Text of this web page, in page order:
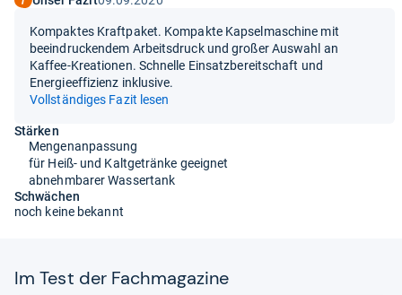
Kompaktes Kraftpaket. Kompakte Kapselmaschine mit
beeindruckendem Arbeitsdruck und großer Auswahl an
Kaffee-Kreationen. Schnelle Einsatzbereitschaft und
Energieeffizienz inklusive.
Vollständiges Fazit lesen
Stärken
Mengenanpassung
für Heiß- und Kaltgetränke geeignet
abnehmbarer Wassertank
Schwächen
noch keine bekannt
Im Test der Fach­ma­ga­zine